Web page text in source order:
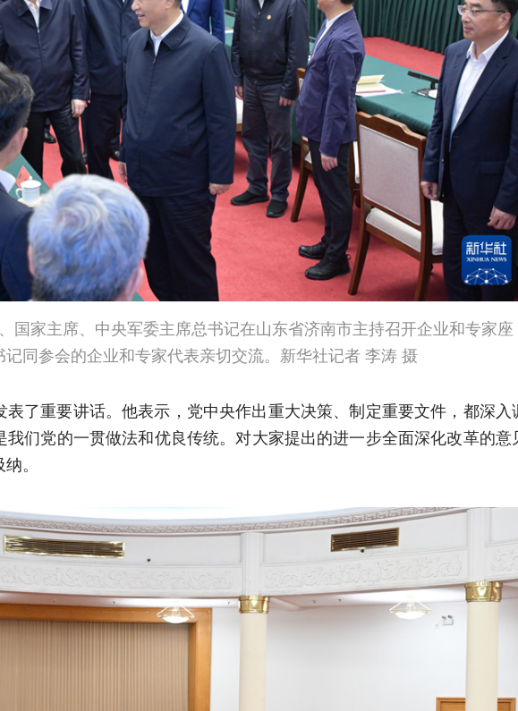
国家主席、中央军委主席总书记在山东省济南市主持召开企业和专家座
同参会的企业和专家代表亲切交流。新华社记者 李涛 摄
表了重要讲话。他表示，党中央作出重大决策、制定重要文件，都深入
们党的一贯做法和优良传统。对大家提出的进一步全面深化改革的意
。